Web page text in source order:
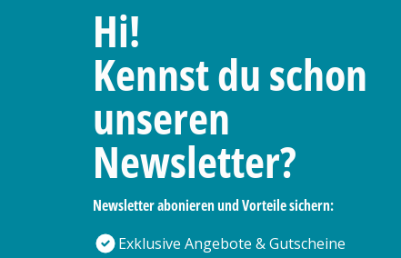
Hi!
Kennst du schon
unseren
Newsletter?
Newsletter abonieren und Vorteile sichern:
Exklusive Angebote & Gutscheine